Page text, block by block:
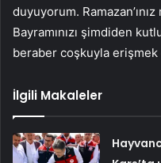
duyuyorum.
Bayramınızı şimdiden
beraber coşkuyla
İlgili Makaleler